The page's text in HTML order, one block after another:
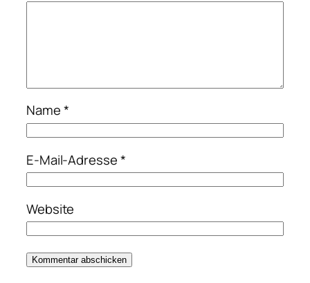
Name*
E-Mail-Adresse*
Website